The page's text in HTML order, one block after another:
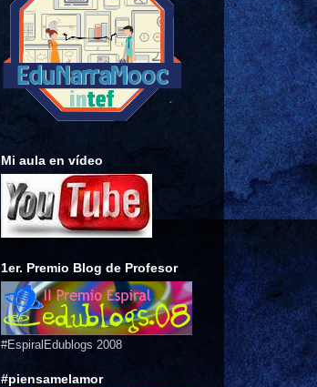
Mi aula en vídeo
1er. Premio Blog de Profesor
#EspiralEdublogs 2008
#piensamelamor